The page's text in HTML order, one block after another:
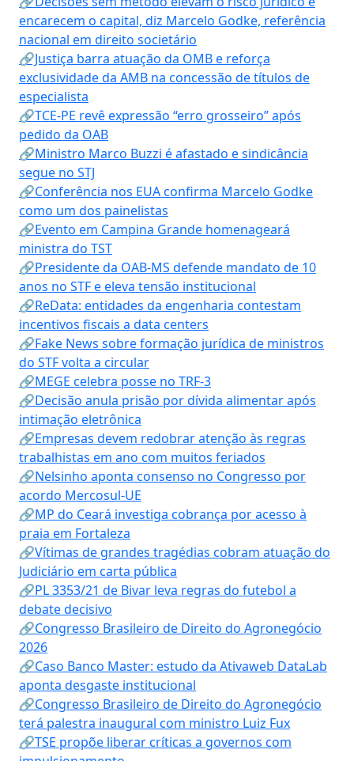
encarecem o capital, diz Marcelo Godke, referência
nacional em direito societário
🔗Justiça barra atuação da OMB e reforça
exclusividade da AMB na concessão de títulos de
especialista
🔗TCE-PE revê expressão “erro grosseiro” após
pedido da OAB
🔗Ministro Marco Buzzi é afastado e sindicância
segue no STJ
🔗Conferência nos EUA confirma Marcelo Godke
como um dos painelistas
🔗Evento em Campina Grande homenageará
ministra do TST
🔗Presidente da OAB-MS defende mandato de 10
anos no STF e eleva tensão institucional
🔗ReData: entidades da engenharia contestam
incentivos fiscais a data centers
🔗Fake News sobre formação jurídica de ministros
do STF volta a circular
🔗MEGE celebra posse no TRF-3
🔗Decisão anula prisão por dívida alimentar após
intimação eletrônica
🔗Empresas devem redobrar atenção às regras
trabalhistas em ano com muitos feriados
🔗Nelsinho aponta consenso no Congresso por
acordo Mercosul-UE
🔗MP do Ceará investiga cobrança por acesso à
praia em Fortaleza
🔗Vítimas de grandes tragédias cobram atuação do
Judiciário em carta pública
🔗PL 3353/21 de Bivar leva regras do futebol a
debate decisivo
🔗Congresso Brasileiro de Direito do Agronegócio
2026
🔗Caso Banco Master: estudo da Ativaweb DataLab
aponta desgaste institucional
🔗Congresso Brasileiro de Direito do Agronegócio
terá palestra inaugural com ministro Luiz Fux
🔗TSE propõe liberar críticas a governos com